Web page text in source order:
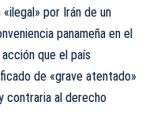
por Irán de un
panameña en el
que el país
de «grave atentado»
contraria al derecho